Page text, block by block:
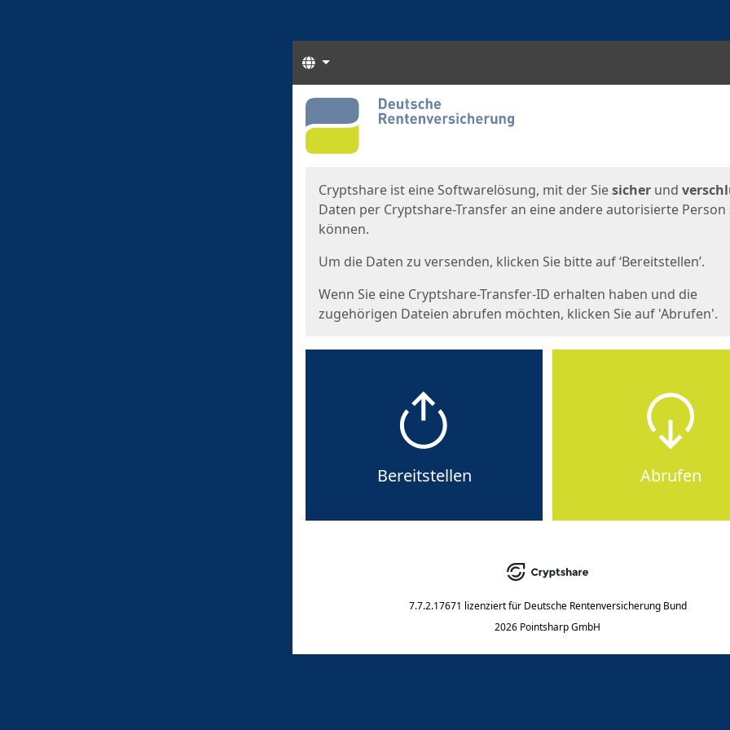
Sprachen
Start
Cryptshare ist eine Softwarelösung, mit der Siesicher und
Daten per Cryptshare-Transfer an eine andere autorisierte Person
können.
Um die Daten zu versenden, klicken Sie bitte auf ‘Bereitstellen’.
Wenn Sie eine Cryptshare-Transfer-ID erhalten haben und die
zugehörigen Dateien abrufen möchten, klicken Sie auf 'Abrufen'.
Bereitstellen Abrufen
7.7.2.17671 lizenziert für Deutsche Rentenversicherung Bund
2026 Pointsharp GmbH